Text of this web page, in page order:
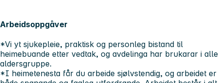
Arbeidsoppgåver
*Vi yt sjukepleie, praktisk og personleg bistand til
heimebuande etter vedtak, og avdelinga har brukarar i alle
aldersgruppe.
*I heimetenesta får du arbeide sjølvstendig, og arbeidet er